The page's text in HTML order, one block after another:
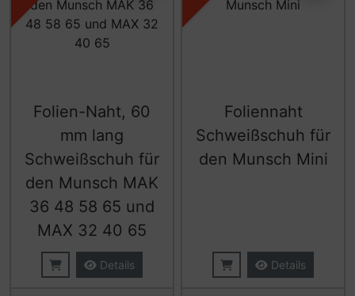
Folien-Naht, 60
mm lang
Schweißschuh für
den Munsch MAK
36 48 58 65 und
MAX 32 40 65
Details
Foliennaht
Schweißschuh für
den Munsch Mini
Details